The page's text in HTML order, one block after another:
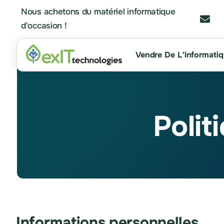
Nous achetons du matériel informatique
d'occasion !
Vendre De